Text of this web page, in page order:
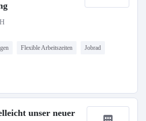
Flexible Arbeitszeiten Jobrad
unser neuer